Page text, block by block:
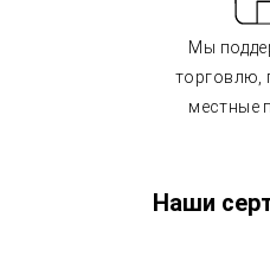
Мы
торговлю,
местные
Наши